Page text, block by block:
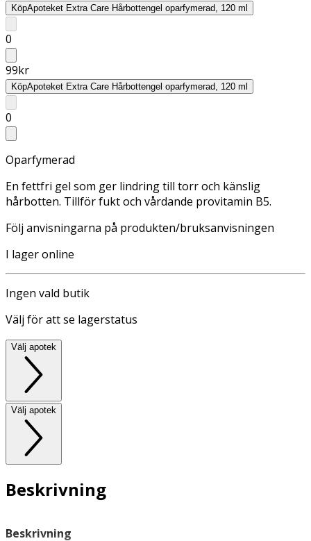
KöpApoteket Extra Care Hårbottengel oparfymerad, 120 ml
0
99kr
KöpApoteket Extra Care Hårbottengel oparfymerad, 120 ml
0
Oparfymerad
En fettfri gel som ger lindring till torr och känslig
hårbotten. Tillför fukt och vårdande provitamin B5.
Följ anvisningarna på produkten/bruksanvisningen
I lager online
Ingen vald butik
Välj för att se lagerstatus
Välj apotek
Välj apotek
Beskrivning
Beskrivning